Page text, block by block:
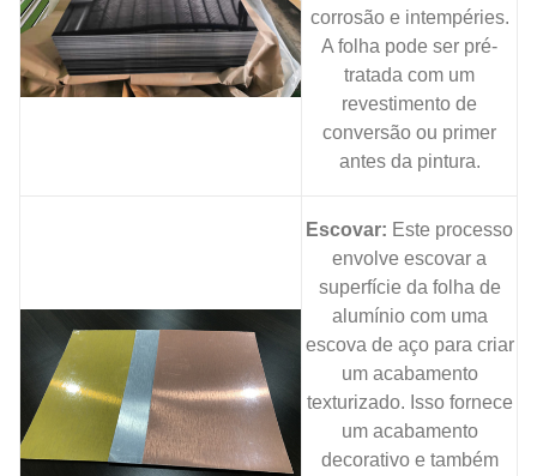
corrosão e intempéries.
A folha pode ser pré-
tratada com um
revestimento de
conversão ou primer
antes da pintura.
Escovar: Este processo
envolve escovar a
superfície da folha de
alumínio com uma
escova de aço para criar
um acabamento
texturizado. Isso fornece
um acabamento
decorativo e também